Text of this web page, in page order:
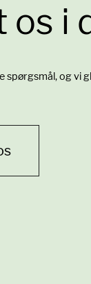
os i
spørgsmål, og vi